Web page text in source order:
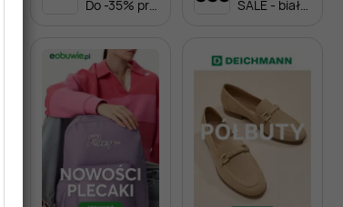
Do -35% przy zakupie min. 2 rzeczy SALE - białe sneakersy damskie